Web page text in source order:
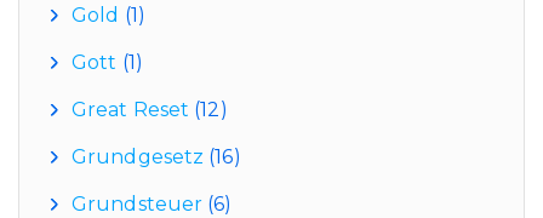
Gold (1)
Gott (1)
Great Reset (12)
Grundgesetz (16)
Grundsteuer (6)